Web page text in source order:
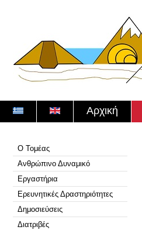
Αρχική
Ο Τομέας
Ανθρώπινο Δυναμικό
Εργαστήρια
Ερευνητικές Δραστηριότητες
Δημοσιεύσεις
Διατριβές